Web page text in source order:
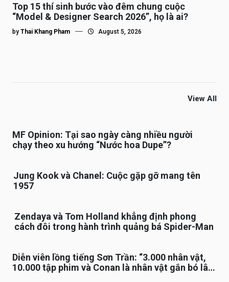
Top 15 thí sinh bước vào đêm chung cuộc
“Model & Designer Search 2026”, họ là ai?
by Thai Khang Pham August 5, 2026
View All
MF Opinion: Tại sao ngày càng nhiều người
chạy theo xu hướng “Nước hoa Dupe”?
Jung Kook và Chanel: Cuộc gặp gỡ mang tên
1957
Zendaya và Tom Holland khẳng định phong
cách đôi trong hành trình quảng bá Spider-Man
Diễn viên lồng tiếng Sơn Trần: “3.000 nhân vật,
10.000 tập phim và Conan là nhân vật gắn bó lâu